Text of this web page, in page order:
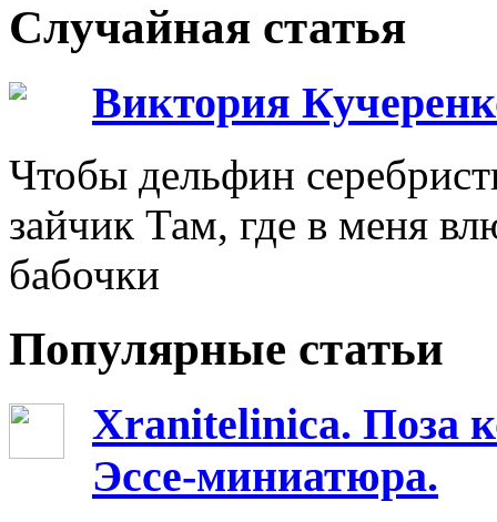
Случайная статья
Виктория
Чтобы дельфин
зайчик Там, где в меня
бабочки
Популярные статьи
Xranitelinica. Поза
Эссе-миниатюра.